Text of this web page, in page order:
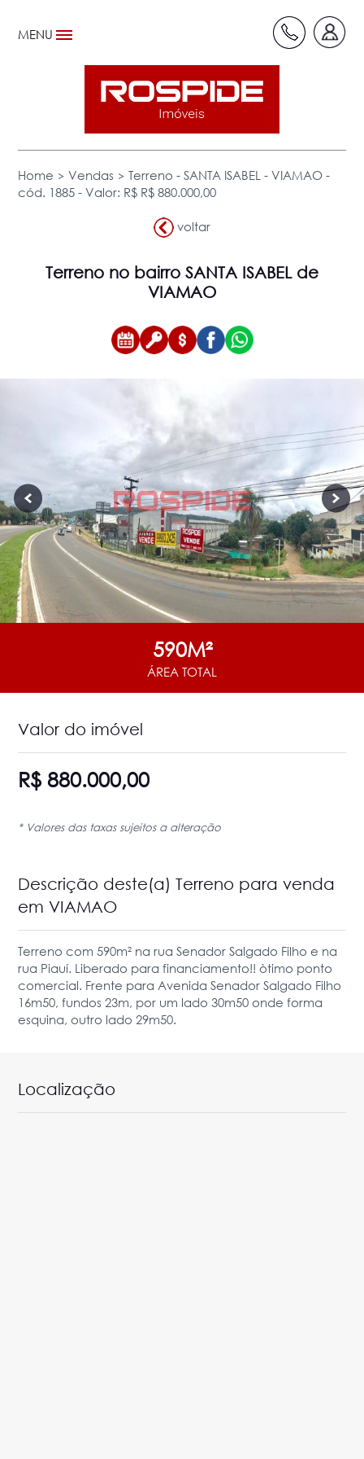
MENU
Home > Vendas > Terreno - SANTA ISABEL - VIAMAO -
cód. 1885 - Valor: R$ R$ 880.000,00
voltar
Terrenono bairro SANTA ISABEL de
VIAMAO
590M²
ÁREA TOTAL
Valor do imóvel
R$ 880.000,00
* Valores das taxas sujeitos a alteração
Descrição deste(a) Terreno para venda
em VIAMAO
Terreno com 590m² na rua Senador Salgado Filho e na
rua Piauí. Liberado para financiamento!! òtimo ponto
comercial. Frente para Avenida Senador Salgado Filho
16m50, fundos 23m, por um lado 30m50 onde forma
esquina, outro lado 29m50.
Localização